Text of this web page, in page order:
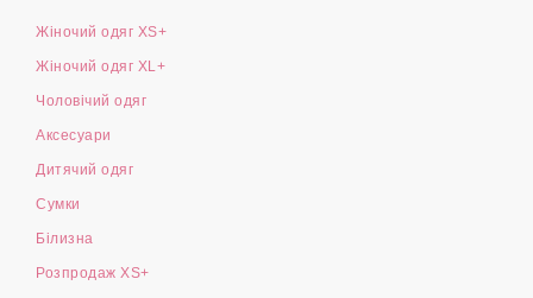
Жіночий одяг XS+
Жіночий одяг XL+
Чоловічий одяг
Аксесуари
Дитячий одяг
Сумки
Білизна
Розпродаж XS+